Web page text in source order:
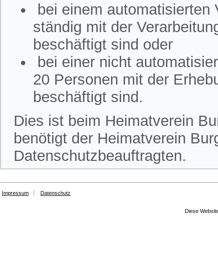
bei einem
ständig mit der
beschäftigt sind oder
bei einer nicht
20 Personen mit der
beschäftigt sind.
Dies ist beim Heimatverein
benötigt der Heimatverein
Datenschutzbeauftragten.
Impressum Datenschutz
Diese